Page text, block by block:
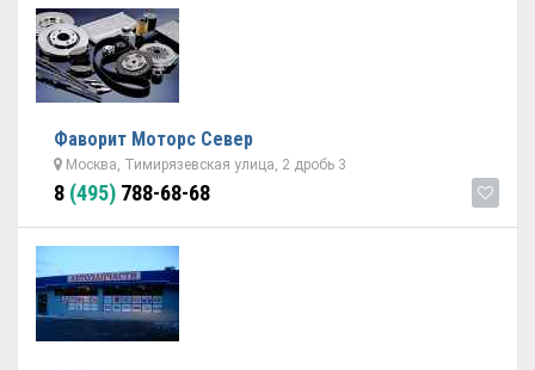
Фаворит Моторс Север
Москва, Тимирязевская улица, 2 дробь 3
8 (495) 788-68-68